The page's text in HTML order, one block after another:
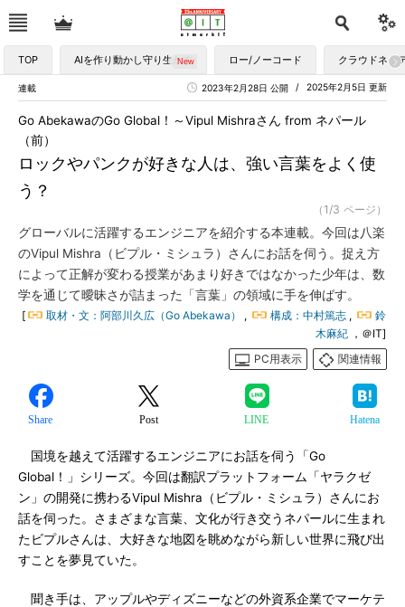
TOP AIを作り動かし守り生かす ロー/ノーコード クラウドネイ
連載 2025年2月5日 更新
2023年2月28日 公開
ロックやパンクが好きな人は、強い言葉をよく使
う？
Go AbekawaのGo Global！～Vipul Mishraさん from ネパール
（前）
（1/3 ページ）
グローバルに活躍するエンジニアを紹介する本連載。今回は八楽
のVipul Mishra（ビプル・ミシュラ）さんにお話を伺う。捉え方
によって正解が変わる授業があまり好きではなかった少年は、数
学を通じて曖昧さが詰まった「言葉」の領域に手を伸ばす。
[ 取材・文：阿部川久広（Go Abekawa） , 構成：中村篤志 ,
鈴
木麻紀 ，＠IT]
PC用表示
関連情報
Share Post LINE Hatena
国境を越えて活躍するエンジニアにお話を伺う「Go
Global！」シリーズ。今回は翻訳プラットフォーム「ヤラクゼ
ン」の開発に携わるVipul Mishra（ビプル・ミシュラ）さんにお
話を伺った。さまざまな言葉、文化が行き交うネパールに生まれ
たビプルさんは、大好きな地図を眺めながら新しい世界に飛び出
すことを夢見ていた。
聞き手は、アップルやディズニーなどの外資系企業でマーケテ